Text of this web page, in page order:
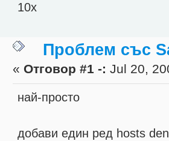
10x
Проблем със
« Отговор #1 -: Jul 20,
най-просто
добави един ред hosts